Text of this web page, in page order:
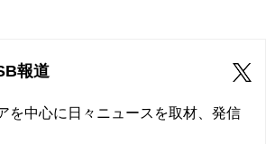
報道
を中心に日々ニュースを取材、発信